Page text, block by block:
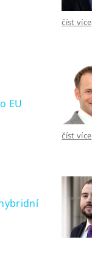
číst více
EU
číst více